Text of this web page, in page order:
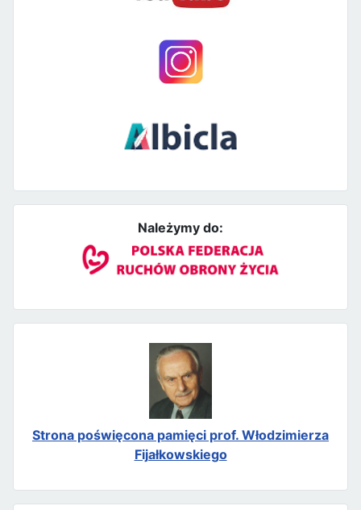
Należymy do:
Strona poświęcona pamięci prof. Włodzimierza
Fijałkowskiego